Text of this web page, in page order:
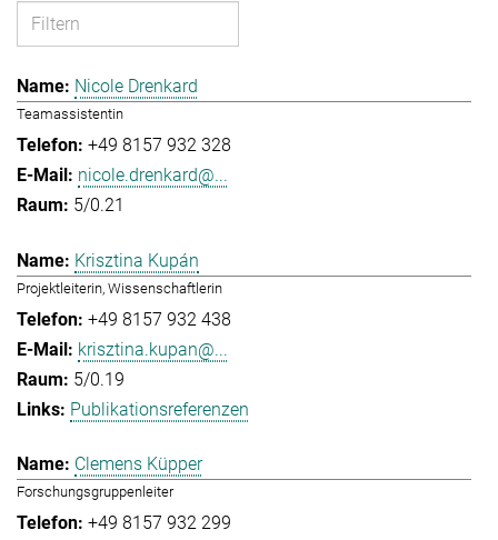
Nicole Drenkard
Teamassistentin
+49 8157 932 328
nicole.drenkard@...
5/0.21
Krisztina Kupán
Projektleiterin, Wissenschaftlerin
+49 8157 932 438
krisztina.kupan@...
5/0.19
Publikationsreferenzen
Clemens Küpper
Forschungsgruppenleiter
+49 8157 932 299